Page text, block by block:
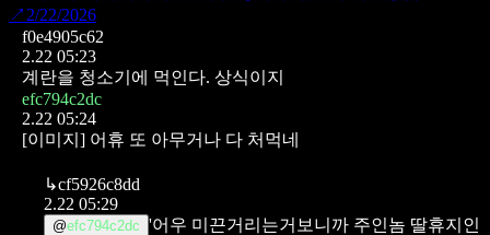
↗ 2/22/2026
f0e4905c62
2.22 05:23
계란을 청소기에 먹인다. 상식이지
efc794c2dc
2.22 05:24
[이미지] 어휴 또 아무거나 다 처먹네
↳cf5926c8dd
2.22 05:29
@efc794c2dc '어우 미끈거리는거보니까 주인놈 딸휴지인